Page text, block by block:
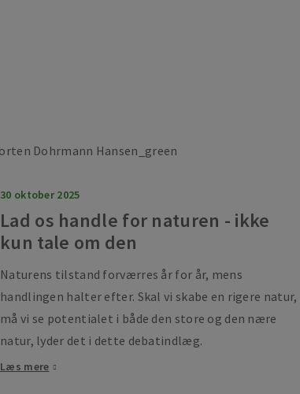
30 oktober 2025
Lad os handle for naturen - ikke
kun tale om den
Naturens tilstand forværres år for år, mens
handlingen halter efter. Skal vi skabe en rigere natur,
må vi se potentialet i både den store og den nære
natur, lyder det i dette debatindlæg.
Læs mere